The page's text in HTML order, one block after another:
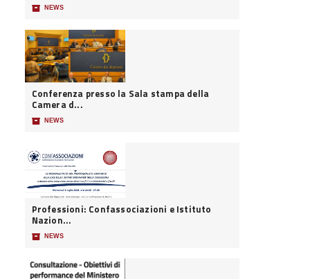
📦 NEWS
Conferenza presso la Sala stampa della
Camera d...
📦 NEWS
Professioni: Confassociazioni e Istituto
Nazion...
📦 NEWS